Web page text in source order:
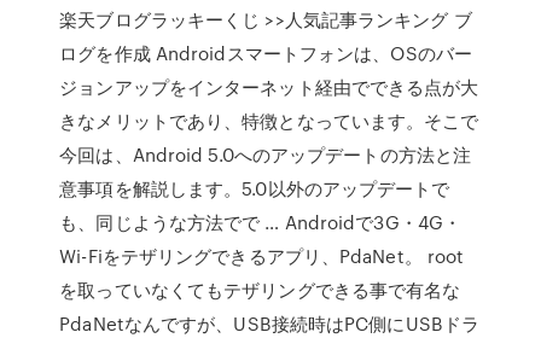
楽天ブログラッキーくじ >>人気記事ランキング ブ
ログを作成 Androidスマートフォンは、OSのバー
ジョンアップをインターネット経由でできる点が大
きなメリットであり、特徴となっています。そこで
今回は、Android 5.0へのアップデートの方法と注
意事項を解説します。5.0以外のアップデートで
も、同じような方法でで … Androidで3G・4G・
Wi-Fiをテザリングできるアプリ、PdaNet。 root
を取っていなくてもテザリングできる事で有名な
PdaNetなんですが、USB接続時はPC側にUSBドラ